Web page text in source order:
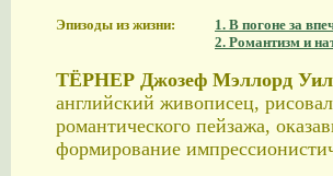
Эпизоды из жизни:
1. В погоне за
2. Романтизм и
ТЁРНЕР Джозеф Мэллорд
английский живописец,
романтического пейзажа,
формирование